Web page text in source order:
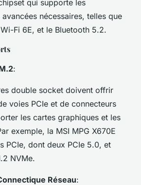
qui supporte les
nécessaires, telles que
Fi 6E, et le Bluetooth 5.2.
:
double socket doivent offrir
voies PCIe et de connecteurs
les cartes graphiques et les
exemple, la MSI MPG X670E
PCIe, dont deux PCIe 5.0, et
NVMe.
Réseau: